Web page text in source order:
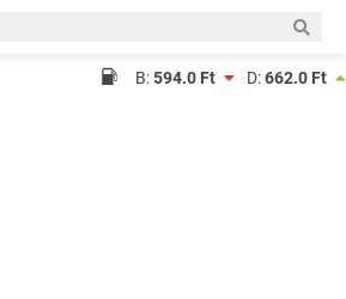
B:594.0 Ft D:662.0 Ft